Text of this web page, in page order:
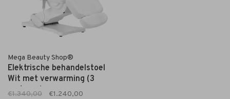
Mega Beauty Shop®
Elektrische behandelstoel
Wit met verwarming (3
motoren)
€1.340,00 €1.240,00